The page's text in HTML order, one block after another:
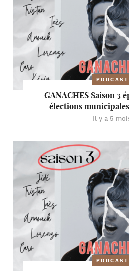
PODCAST
GANACHES Saison 3
élections
Il y a 5
PODCAST